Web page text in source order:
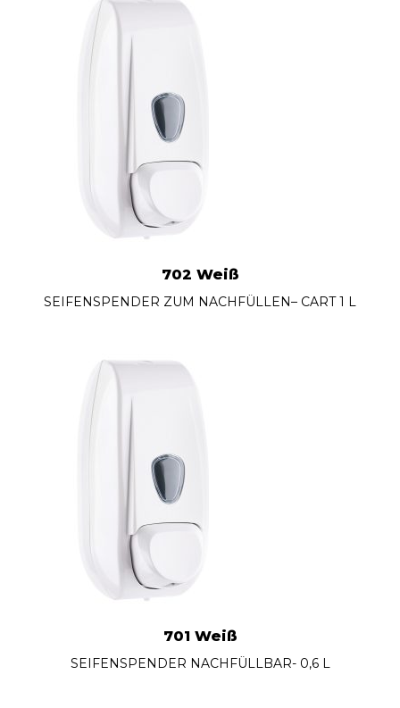
702 Weiß
SEIFENSPENDER ZUM NACHFÜLLEN– CART 1 L
701 Weiß
SEIFENSPENDER NACHFÜLLBAR- 0,6 L